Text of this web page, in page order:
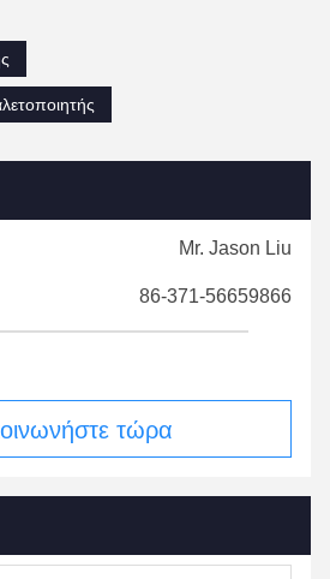
Mr. Jason Liu
86-371-56659866
τώρα